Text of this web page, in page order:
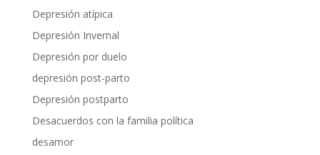
Depresión atípica
Depresión Invernal
Depresión por duelo
depresión post-parto
Depresión postparto
Desacuerdos con la familia política
desamor